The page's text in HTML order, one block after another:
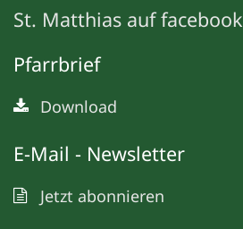
St. Matthias auf facebook
Pfarrbrief
Download
E-Mail - Newsletter
Jetzt abonnieren